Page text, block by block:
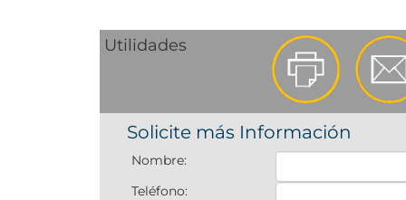
Utilidades
Solicite más Información
Nombre:
Teléfono: